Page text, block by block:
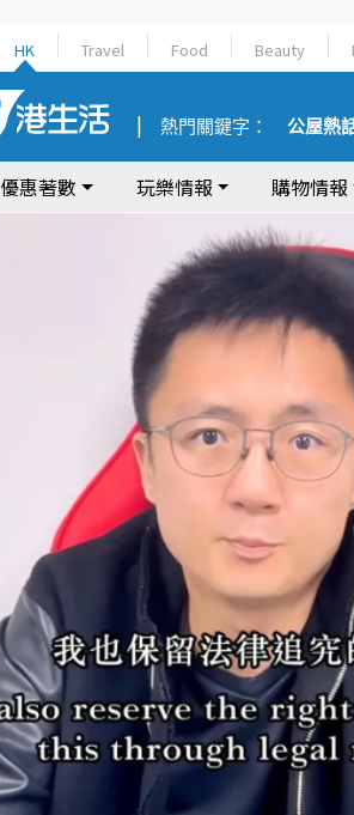
HK Travel Food Beauty
熱門關鍵字： 公屋熱
優惠著數 玩樂情報 購物情報